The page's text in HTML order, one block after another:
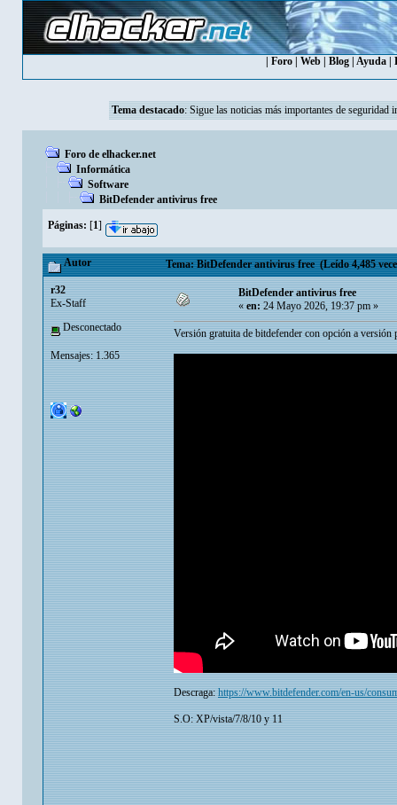
Foro| Web| Blog| Ayuda|
Tema destacado: Sigue las noticias más importantes de seguridad
Foro de elhacker.net
Informática
Software
BitDefender antivirus free
Páginas: [1]
Autor Tema: BitDefender antivirus free (Leído 4,485
r32
Ex-Staff
Desconectado
Mensajes: 1.365
BitDefender antivirus free
«en:24 Mayo 2026, 19:37 pm »
Versión gratuita de bitdefender con opción a versión
Descraga:https://www.bitdefender.com/en-us/
S.O: XP/vista/7/8/10 y 11